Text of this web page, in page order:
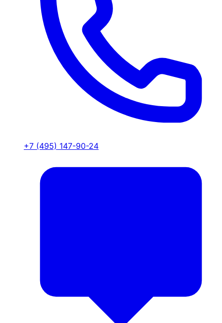
+7 (495) 147-90-24